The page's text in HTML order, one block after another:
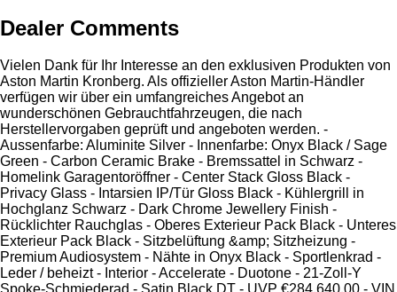
Dealer Comments
Vielen Dank für Ihr Interesse an den exklusiven Produkten von
Aston Martin Kronberg. Als offizieller Aston Martin-Händler
verfügen wir über ein umfangreiches Angebot an
wunderschönen Gebrauchtfahrzeugen, die nach
Herstellervorgaben geprüft und angeboten werden. -
Aussenfarbe: Aluminite Silver - Innenfarbe: Onyx Black / Sage
Green - Carbon Ceramic Brake - Bremssattel in Schwarz -
Homelink Garagentoröffner - Center Stack Gloss Black -
Privacy Glass - Intarsien IP/Tür Gloss Black - Kühlergrill in
Hochglanz Schwarz - Dark Chrome Jewellery Finish -
Rücklichter Rauchglas - Oberes Exterieur Pack Black - Unteres
Exterieur Pack Black - Sitzbelüftung &amp; Sitzheizung -
Premium Audiosystem - Nähte in Onyx Black - Sportlenkrad -
Leder / beheizt - Interior - Accelerate - Duotone - 21-Zoll-Y